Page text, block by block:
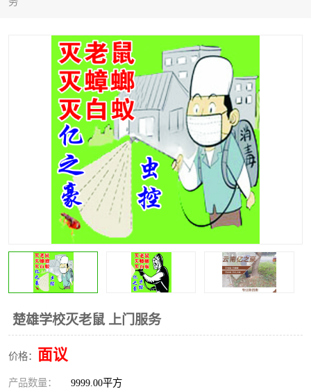
楚雄学校灭老鼠 上门服务
价格： 面议
产品数量： 9999.00平方
昆明消毒公司 昆明白蚁防治
昆明灭红火蚁公司 昆明驱蛇公司
昆明除虫除蚁